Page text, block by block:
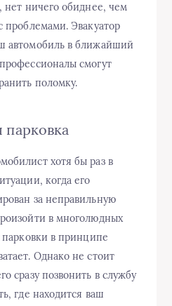
нет ничего обиднее, чем
проблемами. Эвакуатор
автомобиль в ближайший
смогут
поломку.
парковка
хотя бы раз в
когда его
за неправильную
в многолюдных
парковки в принципе
Однако не стоит
сразу позвонить в службу
где находится ваш